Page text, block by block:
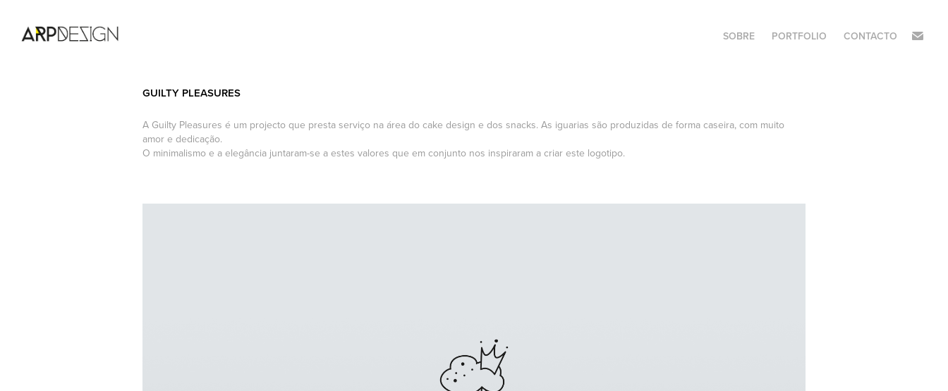
SOBRE PORTFOLIO CONTACTO
GUILTY PLEASURES
A Guilty Pleasures é um projecto que presta serviço na área do cake design e dos snacks. As iguarias são produzidas de forma caseira, com muito
amor e dedicação.
O minimalismo e a elegância juntaram-se a estes valores que em conjunto nos inspiraram a criar este logotipo.